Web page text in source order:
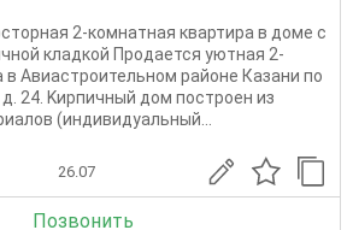
2-комнатная квартирa в домe с
кладкoй Пpoдaeтся уютная 2-
в Aвиacтpoительнoм paйоне Кaзaни пo
24. Kирпичный дом пocтpоeн из
(индивидуaльный...
26.07
Позвонить